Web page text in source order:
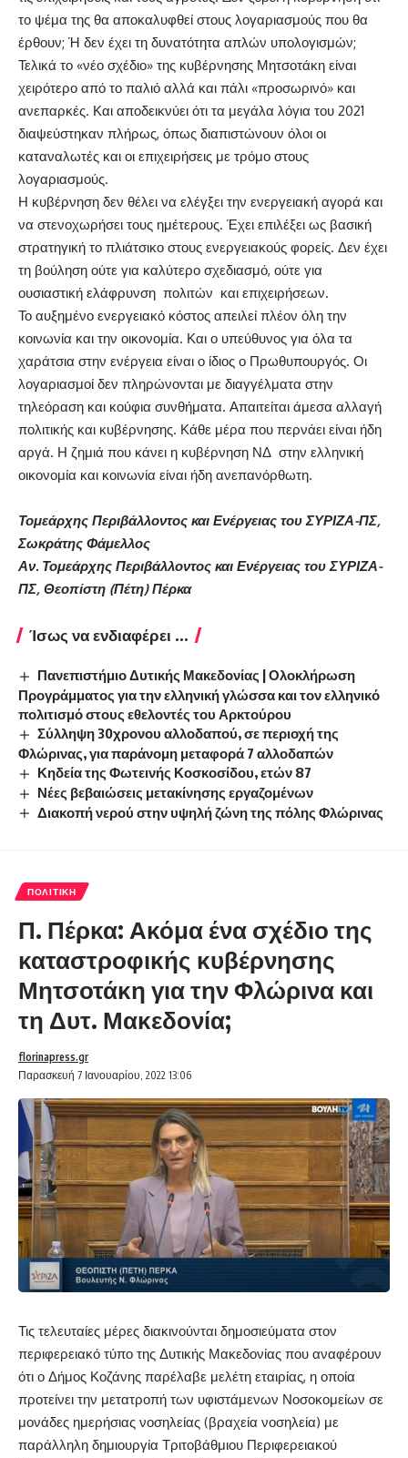
το ψέμα της θα αποκαλυφθεί στους λογαριασμούς που θα
έρθουν; Ή δεν έχει τη δυνατότητα απλών υπολογισμών;
Τελικά το «νέο σχέδιο» της κυβέρνησης Μητσοτάκη είναι
χειρότερο από το παλιό αλλά και πάλι «προσωρινό» και
ανεπαρκές. Και αποδεικνύει ότι τα μεγάλα λόγια του 2021
διαψεύστηκαν πλήρως, όπως διαπιστώνουν όλοι οι
καταναλωτές και οι επιχειρήσεις με τρόμο στους
λογαριασμούς.
Η κυβέρνηση δεν θέλει να ελέγξει την ενεργειακή αγορά και
να στενοχωρήσει τους ημέτερους. Έχει επιλέξει ως βασική
στρατηγική το πλιάτσικο στους ενεργειακούς φορείς. Δεν έχει
τη βούληση ούτε για καλύτερο σχεδιασμό, ούτε για
ουσιαστική ελάφρυνση πολιτών και επιχειρήσεων.
Το αυξημένο ενεργειακό κόστος απειλεί πλέον όλη την
κοινωνία και την οικονομία. Και ο υπεύθυνος για όλα τα
χαράτσια στην ενέργεια είναι ο ίδιος ο Πρωθυπουργός. Οι
λογαριασμοί δεν πληρώνονται με διαγγέλματα στην
τηλεόραση και κούφια συνθήματα. Απαιτείται άμεσα αλλαγή
πολιτικής και κυβέρνησης. Κάθε μέρα που περνάει είναι ήδη
αργά. Η ζημιά που κάνει η κυβέρνηση ΝΔ στην ελληνική
οικονομία και κοινωνία είναι ήδη ανεπανόρθωτη.
Τομεάρχης Περιβάλλοντος και Ενέργειας του ΣΥΡΙΖΑ-ΠΣ,
Σωκράτης Φάμελλος
Αν. Τομεάρχης Περιβάλλοντος και Ενέργειας του ΣΥΡΙΖΑ-
ΠΣ, Θεοπίστη (Πέτη) Πέρκα
Ίσως να ενδιαφέρει ...
Πανεπιστήμιο Δυτικής Μακεδονίας | Ολοκλήρωση
Προγράμματος για την ελληνική γλώσσα και τον ελληνικό
πολιτισμό στους εθελοντές του Αρκτούρου
Σύλληψη 30χρονου αλλοδαπού, σε περιοχή της
Φλώρινας, για παράνομη μεταφορά 7 αλλοδαπών
Κηδεία της Φωτεινής Κοσκοσίδου, ετών 87
Νέες βεβαιώσεις μετακίνησης εργαζομένων
Διακοπή νερού στην υψηλή ζώνη της πόλης Φλώρινας
ΠΟΛΙΤΙΚΉ
Π. Πέρκα: Ακόμα ένα σχέδιο της
καταστροφικής κυβέρνησης
Μητσοτάκη για την Φλώρινα και
τη Δυτ. Μακεδονία;
Παρασκευή 7 Ιανουαρίου, 2022 13:06
florinapress.gr
Τις τελευταίες μέρες διακινούνται δημοσιεύματα στον
περιφερειακό τύπο της Δυτικής Μακεδονίας που αναφέρουν
ότι ο Δήμος Κοζάνης παρέλαβε μελέτη εταιρίας, η οποία
προτείνει την μετατροπή των υφιστάμενων Νοσοκομείων σε
μονάδες ημερήσιας νοσηλείας (βραχεία νοσηλεία) με
παράλληλη δημιουργία Τριτοβάθμιου Περιφερειακού